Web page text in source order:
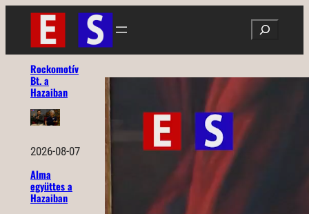
Ugrás
tartalomhoz
Search
Rockomotív
Bt. a
Hazaiban
2026-08-07
Alma
együttes a
Hazaiban